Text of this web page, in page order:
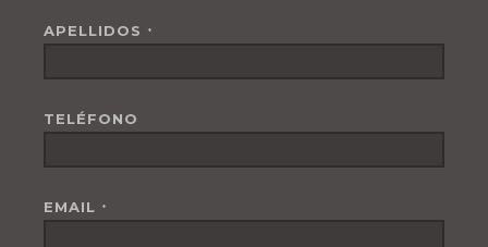
APELLIDOS *
TELÉFONO
EMAIL *